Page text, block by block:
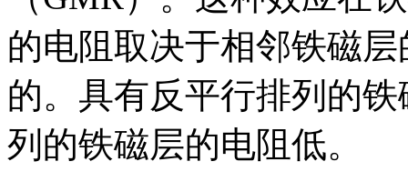
的电阻取决于相邻铁磁
的。具有反平行排列的
列的铁磁层的电阻低。